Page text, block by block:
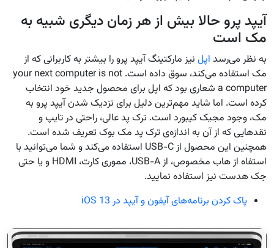
آیپد پرو حالا بیش از هر زمان دیگری شبیه به
مک است
به نظر می‌رسد اپل نیز مارکتینگ آیپد پرو را بیشتر به کاربرانی که از
مک استفاده می‌کند، سوق داده است. your next computer is not
a computer شعاری بود که اپل برای محصول جدید خود انتخاب
کرده است. اما شاید مهم‌ترین دلیل برای نزدیک شدن آیپد پرو به
مک، وجود مجیک کیبورد است. ترک پد عالی، راحتی در تایپ و
نقدهایی که از آن به اندازه‌ی ترک پد مک بوک تعریف شده است.
همچنین این محصول از USB-C استفاده می‌کند و شما می‌توانید با
استفاه از هاب مخصوص، از USB-A، مموری کارت، HDMI و یا حتی
جک هدست نیز استفاده نمایید.
پاک کردن برنامه‌های آیفون و آیپد در iOS 13